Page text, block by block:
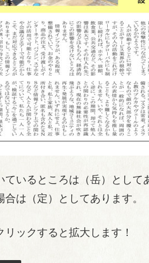
ているところは（岳）として
合は（定）としてあります。
リックすると拡大します！